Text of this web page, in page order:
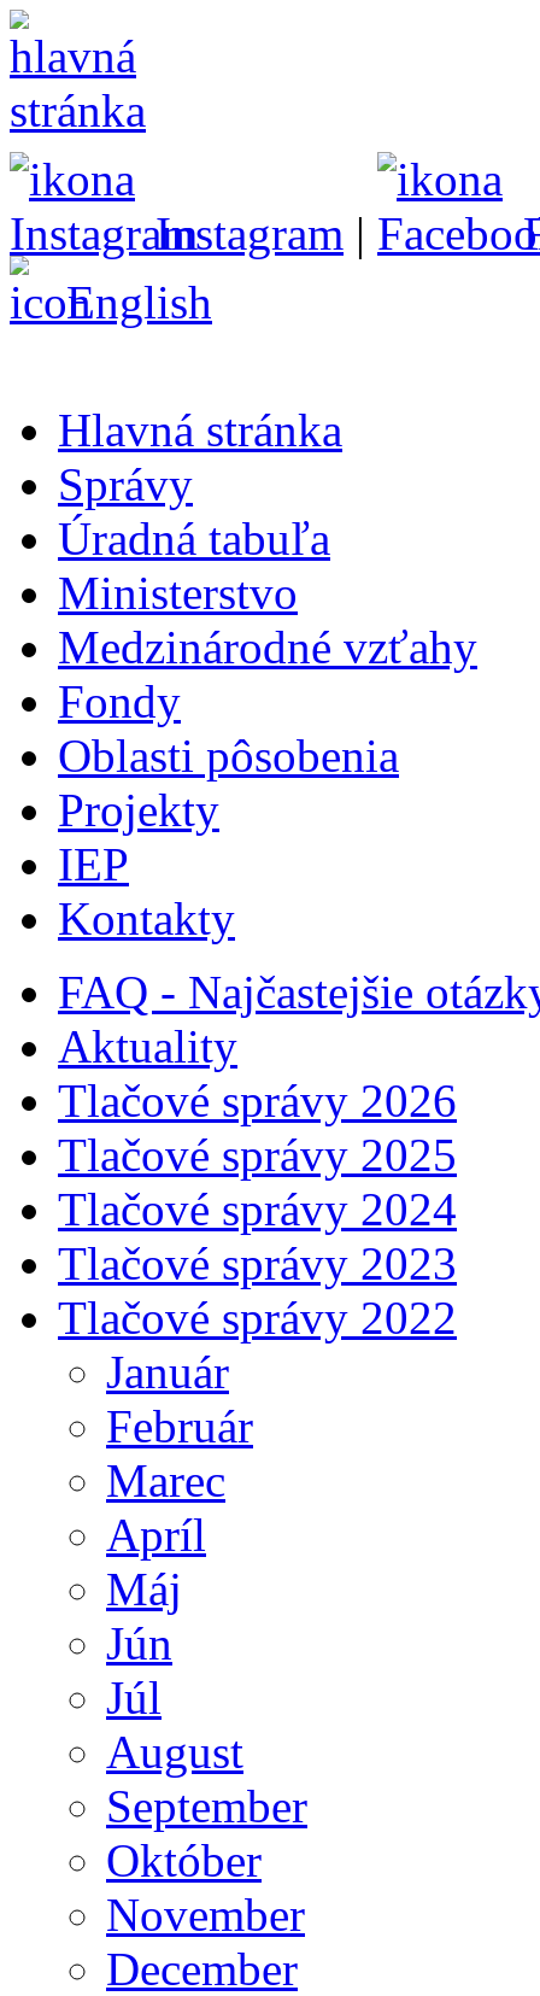
Instagram |
English
Hlavná stránka
Správy
Úradná tabuľa
Ministerstvo
Medzinárodné vzťahy
Fondy
Oblasti pôsobenia
Projekty
IEP
Kontakty
FAQ - Najčastejšie
Aktuality
Tlačové správy 2026
Tlačové správy 2025
Tlačové správy 2024
Tlačové správy 2023
Tlačové správy 2022
Január
Február
Marec
Apríl
Máj
Jún
Júl
August
September
Október
November
December